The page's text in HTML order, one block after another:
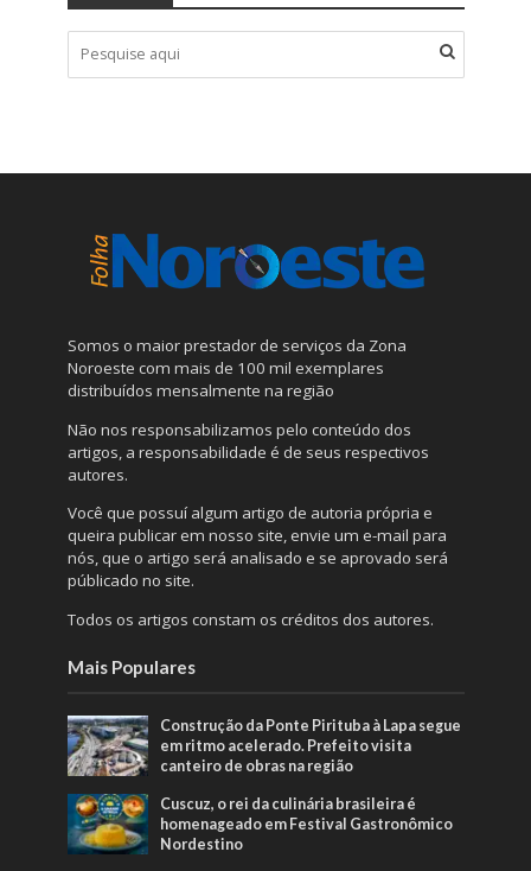
Somos o maior prestador de serviços da Zona
Noroeste com mais de 100 mil exemplares
distribuídos mensalmente na região
Não nos responsabilizamos pelo conteúdo dos
artigos, a responsabilidade é de seus respectivos
autores.
Você que possuí algum artigo de autoria própria e
queira publicar em nosso site, envie um e-mail para
nós, que o artigo será analisado e se aprovado será
públicado no site.
Todos os artigos constam os créditos dos autores.
Mais Populares
Construção da Ponte Pirituba à Lapa segue
em ritmo acelerado. Prefeito visita
canteiro de obras na região
Cuscuz, o rei da culinária brasileira é
homenageado em Festival Gastronômico
Nordestino